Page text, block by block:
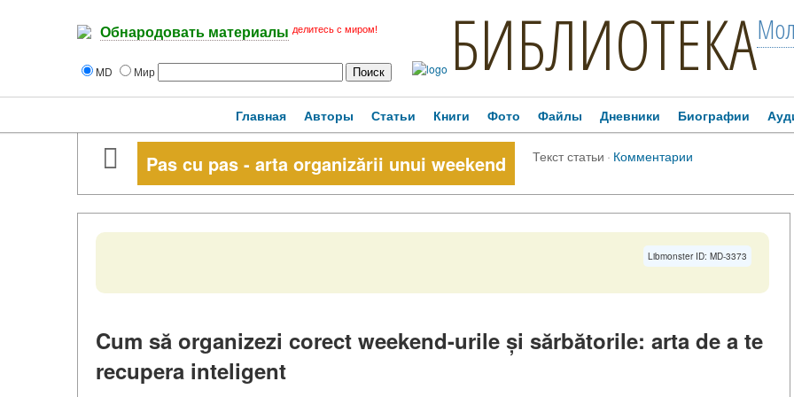
Обнародовать материалы делитесь с миром!
MD Мир БИБЛИОТЕКА
Главная Авторы Статьи Книги Фото Файлы Дневники Биографии
Pas cu pas - arta organizării unui weekend Текст статьи · Комментарии
Libmonster ID: MD-3373
Cum să organizezi corect weekend-urile și sărbătorile: arta de a te
recupera inteligent